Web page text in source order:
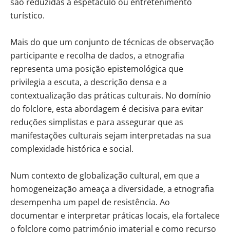
turístico.
Mais do que um conjunto de técnicas de observação
participante e recolha de dados, a etnografia
representa uma posição epistemológica que
privilegia a escuta, a descrição densa e a
contextualização das práticas culturais. No domínio
do folclore, esta abordagem é decisiva para evitar
reduções simplistas e para assegurar que as
manifestações culturais sejam interpretadas na sua
complexidade histórica e social.
Num contexto de globalização cultural, em que a
homogeneização ameaça a diversidade, a etnografia
desempenha um papel de resistência. Ao
documentar e interpretar práticas locais, ela fortalece
o folclore como património imaterial e como recurso